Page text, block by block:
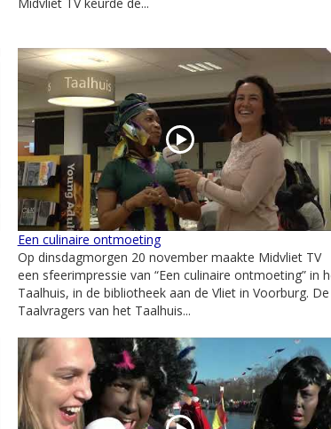
Een culinaire ontmoeting
Op dinsdagmorgen 20 november maakte Midvliet TV
een sfeerimpressie van “Een culinaire ontmoeting” in
Taalhuis, in de bibliotheek aan de Vliet in Voorburg. De
Taalvragers van het Taalhuis...